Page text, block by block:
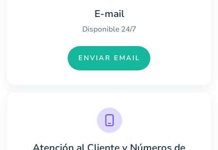
E-mail
Disponible 24/7
ENVIAR EMAIL